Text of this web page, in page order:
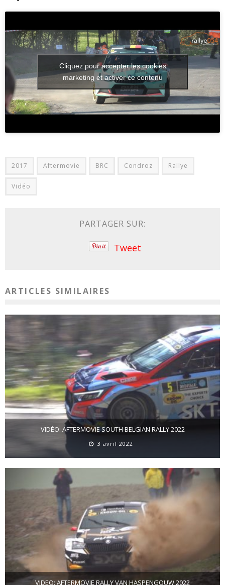
Cliquez pour accepter les cookies
marketing et activer ce contenu
2017 Aftermovie BRC Condroz Rallye
Vidéo
PARTAGER SUR:
Tweet
ARTICLES SIMILAIRES
VIDÉO: AFTERMOVIE SOUTH BELGIAN RALLY 2022
3 avril 2022
VIDEO: AFTERMOVIE RALLY VAN HASPENGOUW 2022